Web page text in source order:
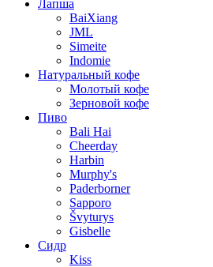
Лапша
BaiXiang
JML
Simeite
Indomie
Натуральный кофе
Молотый кофе
Зерновой кофе
Пиво
Bali Hai
Cheerday
Harbin
Murphy's
Paderborner
Sapporo
Švyturys
Gisbelle
Сидр
Kiss